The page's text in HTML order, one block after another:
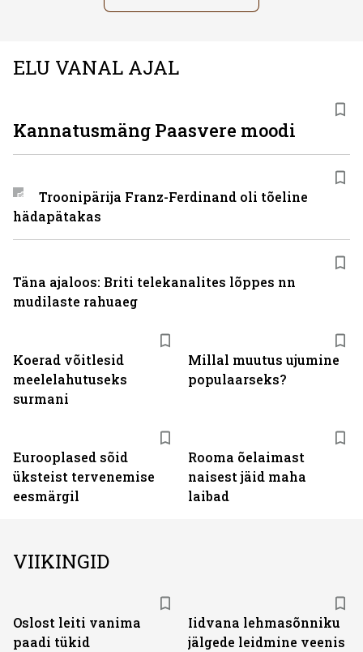
ELU VANAL AJAL
Koerad võitlesid
meelelahutuseks
surmani
Millal muutus ujumine
populaarseks?
Eurooplased sõid
üksteist tervenemise
eesmärgil
Rooma õelaimast
naisest jäid maha
laibad
Kannatusmäng Paasvere moodi
Troonipärija Franz-Ferdinand oli tõeline
hädapätakas
Täna ajaloos: Briti telekanalites lõppes nn
mudilaste rahuaeg
VIIKINGID
Oslost leiti vanima
paadi tükid
Iidvana lehmasõnniku
jälgede leidmine veenis